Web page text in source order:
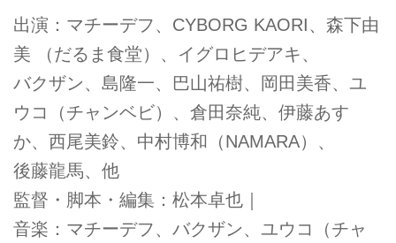
出演：マチーデフ、CYBORG KAORI、森下由
美 （だるま食堂）、イグロヒデアキ、
バクザン、島隆一、巴山祐樹、岡田美香、ユ
ウコ（チャンベビ）、倉田奈純、伊藤あす
か­、西尾美鈴、中村博和（NAMARA）、
後藤龍馬、他
監督・脚本・編集：松本卓也｜
音楽：マチーデフ、バクザン、ユウコ（チャ